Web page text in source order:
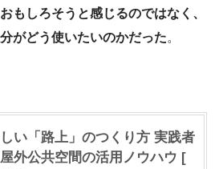
もしろそうと感じるのではなく、
がどう使いたいのかだった。
い「路上」のつくり方 実践者
外公共空間の活用ノウハウ [